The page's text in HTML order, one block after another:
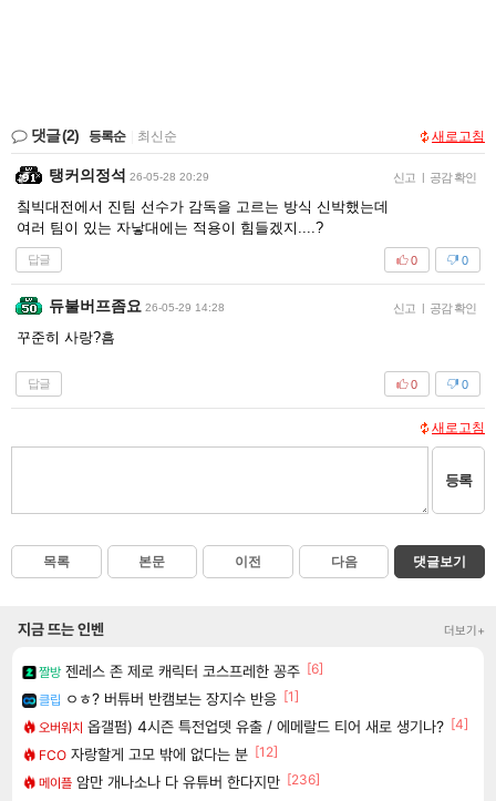
댓글(2) 등록순 최신순 새로고침
탱커의정석 26-05-28 20:29 신고 | 공감 확인
칰빅대전에서 진팀 선수가 감독을 고르는 방식 신박했는데
여러 팀이 있는 자낳대에는 적용이 힘들겠지....?
답글 0
0
듀불버프좀요 26-05-29 14:28 신고 | 공감 확인
꾸준히 사랑?흠
답글 0
0
새로고침
등록
목록 본문 이전 다음 댓글보기
지금 뜨는 인벤 더보기+
짤방 젠레스 존 제로 캐릭터 코스프레한 꽁주 [6]
클립 ㅇㅎ? 버튜버 반캠보는 장지수 반응 [1]
오버워치 옵갤펌) 4시즌 특전업뎃 유출 / 에메랄드 티어 새로 생기나? [4]
FCO 자랑할게 고모 밖에 없다는 분 [12]
메이플 암만 개나소나 다 유튜버 한다지만 [236]